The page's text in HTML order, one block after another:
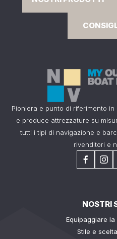
Pioniera e punto di riferimento
e produce attrezzature su
tutti i tipi di navigazione e
rivenditori e
NOSTRI
Equipaggiare
Stile e